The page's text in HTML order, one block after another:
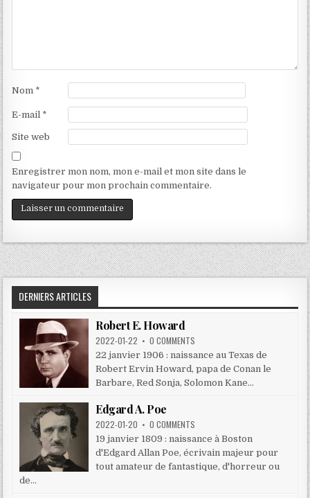
Nom *
E-mail *
Site web
Enregistrer mon nom, mon e-mail et mon site dans le
navigateur pour mon prochain commentaire.
DERNIERS ARTICLES
Robert E. Howard
2022-01-22 • 0 COMMENTS
22 janvier 1906 : naissance au Texas de
Robert Ervin Howard, papa de Conan le
Barbare, Red Sonja, Solomon Kane...
Edgard A. Poe
2022-01-20 • 0 COMMENTS
19 janvier 1809 : naissance à Boston
d'Edgard Allan Poe, écrivain majeur pour
tout amateur de fantastique, d'horreur ou
de...